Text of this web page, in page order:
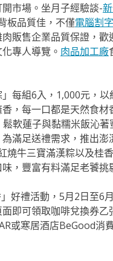
市場。坐月子經驗談-
板品質佳，不僅電腦割字
販售企業品質保證，歡
專人導覽。 肉品加工廠
每組6入，1,000元，
，每一口都是天然食
軟蓮子與黏糯米飯沁
滿足送禮需求，推出
燒牛三寶滿漢粽以及桂
，豐富有料滿足老饕挑
好禮活動，5月2日至6
即可領取咖啡兌換券
或寒居酒店BeGood消